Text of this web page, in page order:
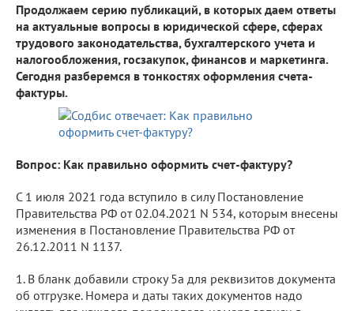
Продолжаем серию публикаций, в которых даем ответы
на актуальные вопросы в юридической сфере, сферах
трудового законодательства, бухгалтерского учета и
налогообложения, госзакупок, финансов и маркетинга.
Сегодня разберемся в тонкостях оформления счета-
фактуры.
Вопрос: Как правильно оформить счет-фактуру?
С 1 июля 2021 года вступило в силу Постановление
Правительства РФ от 02.04.2021 N 534, которым внесены
изменения в Постановление Правительства РФ от
26.12.2011 N 1137.
1. В бланк добавили строку 5а для реквизитов документа
об отгрузке. Номера и даты таких документов надо